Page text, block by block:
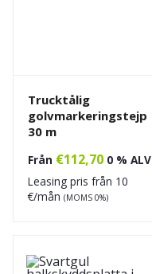
Trucktålig
golvmarkeringstejp
30 m
Från €112,70 0 % ALV
Leasing pris från 10
€/mån (MOMS 0%)